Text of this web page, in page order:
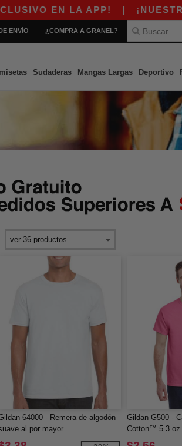
LA APP! |¡NUESTRA APP YA
ENVÍO ¿COMPRA A GRANEL?
Sudaderas Mangas Largas Deportivo
64000 - Remera de algodón
al por mayor
Gildan G500 -
Cotton™ 5.3